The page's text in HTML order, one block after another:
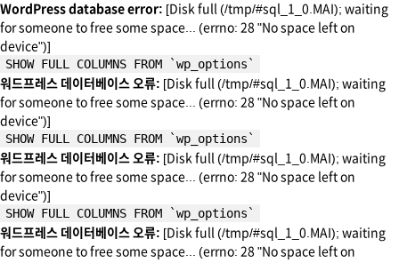
WordPress database error: [Disk full (/tmp/#sql_1_0.MAI); waiting
for someone to free some space... (errno: 28 "No space left on
device")]
SHOW FULL COLUMNS FROM `wp_options`
워드프레스 데이터베이스 오류: [Disk full (/tmp/#sql_1_0.MAI); waiting
for someone to free some space... (errno: 28 "No space left on
device")]
SHOW FULL COLUMNS FROM `wp_options`
워드프레스 데이터베이스 오류: [Disk full (/tmp/#sql_1_0.MAI); waiting
for someone to free some space... (errno: 28 "No space left on
device")]
SHOW FULL COLUMNS FROM `wp_options`
워드프레스 데이터베이스 오류: [Disk full (/tmp/#sql_1_0.MAI); waiting
for someone to free some space... (errno: 28 "No space left on